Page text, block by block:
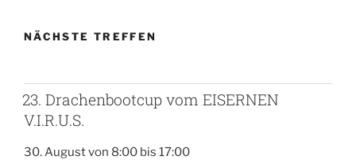
NÄCHSTE TREFFEN
23. Drachenbootcup vom EISERNEN
V.I.R.U.S.
30. August von 8:00 bis 17:00